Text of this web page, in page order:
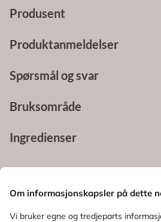
Produsent
Produktanmeldelser
Spørsmål og svar
Bruksområde
Ingredienser
PÅ
Om informasjonskapsler på dette
Vi bruker egne og tredjeparts